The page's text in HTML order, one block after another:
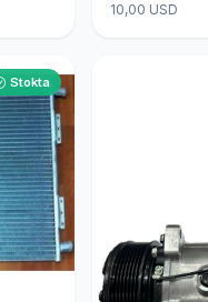
10,00 USD
Stokta